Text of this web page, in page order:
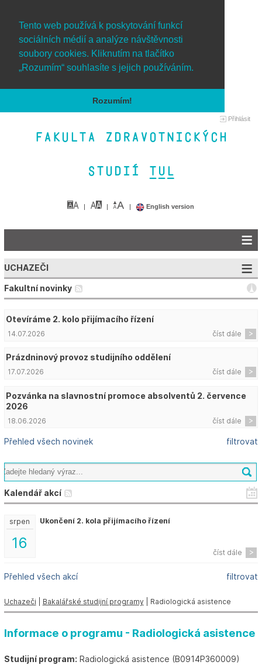
Tento web používá k poskytování funkcí
sociálních médií a analýze návštěvnosti
soubory cookies. Kliknutím na tlačítko
„Rozumím“ souhlasíte s jejich používáním.
Rozumím!
Přihlásit
Fakulta zdravotnických
studií TUL&
English version
UCHAZEČI
Fakultní novinky
Otevíráme 2. kolo přijímacího řízení
číst dále
14.07.2026
Prázdninový provoz studijního oddělení
číst dále
17.07.2026
Pozvánka na slavnostní promoce absolventů 2. července
2026
číst dále
18.06.2026
Přehled všech novinek filtrovat
Kalendář akcí
16
srpen Ukončení 2. kola přijímacího řízení
číst dále
Přehled všech akcí filtrovat
Uchazeči Bakalářské studijní programy | Radiologická asistence
Informace o programu - Radiologická asistence
Studijní program: Radiologická asistence (B0914P360009)